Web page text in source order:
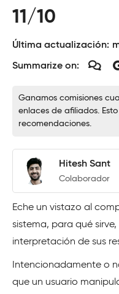
11/10
Última actualización:
Summarize on:
Ganamos comisiones
enlaces de afiliados.
recomendaciones.
Hitesh Sant
Colaborador
Eche un vistazo al
sistema, para qué
interpretación de sus
Intencionadamente o
que un usuario